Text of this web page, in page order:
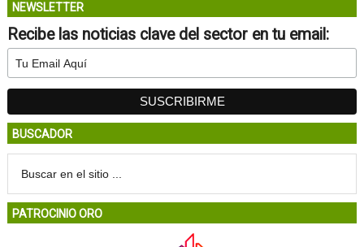
NEWSLETTER
Recibe las noticias clave del sector en tu email:
BUSCADOR
PATROCINIO ORO